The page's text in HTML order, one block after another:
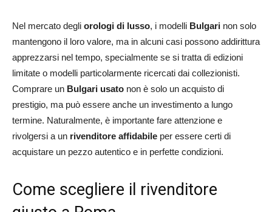
Nel mercato degli orologi di lusso, i modelli Bulgari non solo
mantengono il loro valore, ma in alcuni casi possono addirittura
apprezzarsi nel tempo, specialmente se si tratta di edizioni
limitate o modelli particolarmente ricercati dai collezionisti.
Comprare un Bulgari usato non è solo un acquisto di
prestigio, ma può essere anche un investimento a lungo
termine. Naturalmente, è importante fare attenzione e
rivolgersi a un rivenditore affidabile per essere certi di
acquistare un pezzo autentico e in perfette condizioni.
Come scegliere il rivenditore